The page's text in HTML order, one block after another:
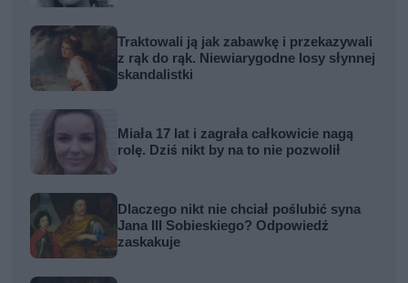
Traktowali ją jak zabawkę i przekazywali
z rąk do rąk. Niewiarygodne losy słynnej
skandalistki
Miała 17 lat i zagrała całkowicie nagą
rolę. Dziś nikt by na to nie pozwolił
Dlaczego nikt nie chciał poślubić syna
Jana III Sobieskiego? Odpowiedź
zaskakuje